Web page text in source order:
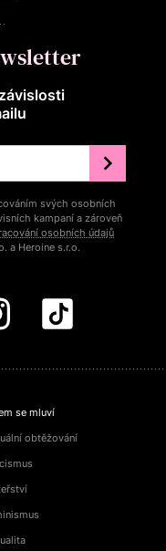
svých osobních
kampaní a zároveň
osobních údajů
a Heroine s.r.o.
se mluví
obtěžování